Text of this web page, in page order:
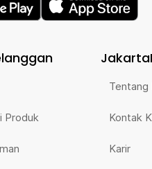
Produk
Tentang
Kontak
Karir